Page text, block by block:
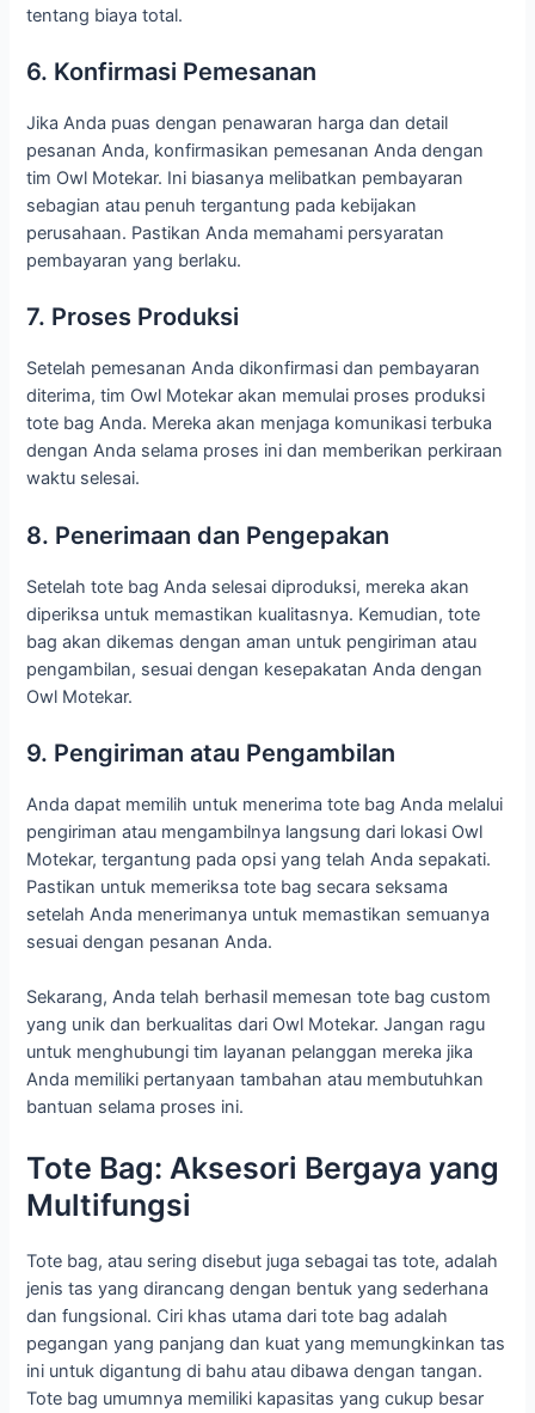
tentang biaya total.
6. Konfirmasi Pemesanan
Jika Anda puas dengan penawaran harga dan detail
pesanan Anda, konfirmasikan pemesanan Anda dengan
tim Owl Motekar. Ini biasanya melibatkan pembayaran
sebagian atau penuh tergantung pada kebijakan
perusahaan. Pastikan Anda memahami persyaratan
pembayaran yang berlaku.
7. Proses Produksi
Setelah pemesanan Anda dikonfirmasi dan pembayaran
diterima, tim Owl Motekar akan memulai proses produksi
tote bag Anda. Mereka akan menjaga komunikasi terbuka
dengan Anda selama proses ini dan memberikan perkiraan
waktu selesai.
8. Penerimaan dan Pengepakan
Setelah tote bag Anda selesai diproduksi, mereka akan
diperiksa untuk memastikan kualitasnya. Kemudian, tote
bag akan dikemas dengan aman untuk pengiriman atau
pengambilan, sesuai dengan kesepakatan Anda dengan
Owl Motekar.
9. Pengiriman atau Pengambilan
Anda dapat memilih untuk menerima tote bag Anda melalui
pengiriman atau mengambilnya langsung dari lokasi Owl
Motekar, tergantung pada opsi yang telah Anda sepakati.
Pastikan untuk memeriksa tote bag secara seksama
setelah Anda menerimanya untuk memastikan semuanya
sesuai dengan pesanan Anda.
Sekarang, Anda telah berhasil memesan tote bag custom
yang unik dan berkualitas dari Owl Motekar. Jangan ragu
untuk menghubungi tim layanan pelanggan mereka jika
Anda memiliki pertanyaan tambahan atau membutuhkan
bantuan selama proses ini.
Tote Bag: Aksesori Bergaya yang
Multifungsi
Tote bag, atau sering disebut juga sebagai tas tote, adalah
jenis tas yang dirancang dengan bentuk yang sederhana
dan fungsional. Ciri khas utama dari tote bag adalah
pegangan yang panjang dan kuat yang memungkinkan tas
ini untuk digantung di bahu atau dibawa dengan tangan.
Tote bag umumnya memiliki kapasitas yang cukup besar